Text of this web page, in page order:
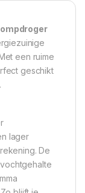
een ruime
geschikt
lager
De